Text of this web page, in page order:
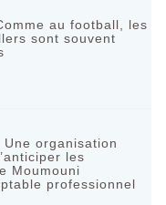
au football, les
sont souvent
organisation
les
Moumouni
professionnel